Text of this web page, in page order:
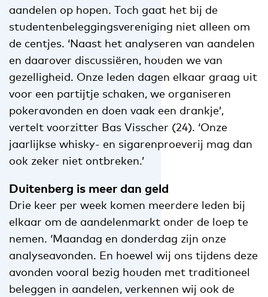
aandelen op hopen. Toch gaat het bij de
studentenbeleggingsvereniging niet alleen om
de centjes. ‘Naast het analyseren van aandelen
en daarover discussiëren, houden we van
gezelligheid. Onze leden dagen elkaar graag uit
voor een partijtje schaken, we organiseren
pokeravonden en doen vaak een drankje’,
vertelt voorzitter Bas Visscher (24). ‘Onze
jaarlijkse whisky- en sigarenproeverij mag dan
ook zeker niet ontbreken.’
Duitenberg is meer dan geld
Drie keer per week komen meerdere leden bij
elkaar om de aandelenmarkt onder de loep te
nemen. ‘Maandag en donderdag zijn onze
analyseavonden. En hoewel wij ons tijdens deze
avonden vooral bezig houden met traditioneel
beleggen in aandelen, verkennen wij ook de